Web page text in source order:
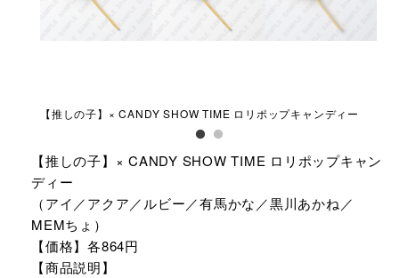
【推しの子】× CANDY SHOW TIME ロリポップキャンディー
【推しの子】× CANDY SHOW TIME ロリポップキャン
ディー
（アイ／アクア／ルビー／有馬かな／黒川あかね／
MEMちょ）
【価格】各864円
【商品説明】